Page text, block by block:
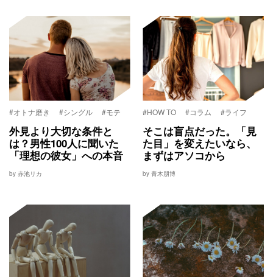
#オトナ磨き #シングル #モテ
外見より大切な条件と
は？男性100人に聞いた
「理想の彼女」への本音
by 赤池リカ
#HOW TO #コラム #ライフ
そこは盲点だった。「見
た目」を変えたいなら、
まずはアソコから
by 青木朋博